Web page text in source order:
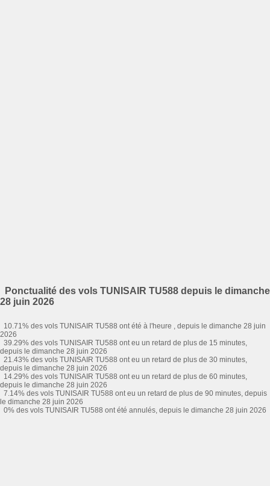
Ponctualité des vols TUNISAIR TU588 depuis le dimanche
28 juin 2026
10.71% des vols TUNISAIR TU588 ont été à l'heure , depuis le dimanche 28 juin
2026
39.29% des vols TUNISAIR TU588 ont eu un retard de plus de 15 minutes,
depuis le dimanche 28 juin 2026
21.43% des vols TUNISAIR TU588 ont eu un retard de plus de 30 minutes,
depuis le dimanche 28 juin 2026
14.29% des vols TUNISAIR TU588 ont eu un retard de plus de 60 minutes,
depuis le dimanche 28 juin 2026
7.14% des vols TUNISAIR TU588 ont eu un retard de plus de 90 minutes, depuis
le dimanche 28 juin 2026
0% des vols TUNISAIR TU588 ont été annulés, depuis le dimanche 28 juin 2026